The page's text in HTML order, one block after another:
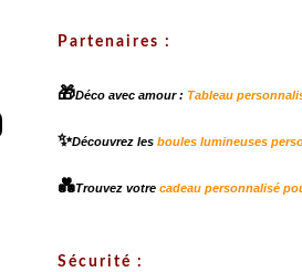
Partenaires :
🎁Déco avec amour : Tableau
✨Découvrez les boules lumineuses
💑Trouvez votre cadeau personnalisé
Sécurité :